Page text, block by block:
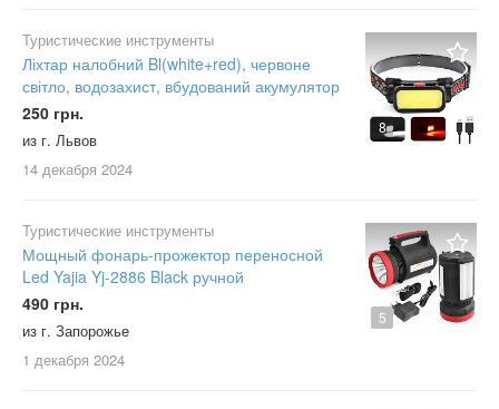
8
Туристические инструменты
Ліхтар налобний Bl(white+red), червоне
світло, водозахист, вбудований акумулятор
250 грн.
из г. Львов
14 декабря 2024
5
Туристические инструменты
Мощный фонарь-прожектор переносной
Led Yajia Yj-2886 Black ручной
490 грн.
из г. Запорожье
1 декабря 2024